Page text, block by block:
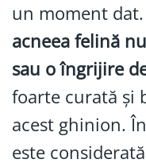
un moment
acneea felină
sau o îngrijire
foarte curată și
acest ghinion.
este